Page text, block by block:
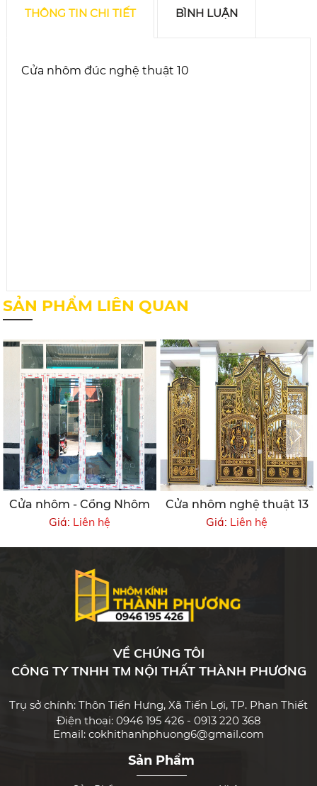
THÔNG TIN CHI TIẾT BÌNH LUẬN
Cửa nhôm đúc nghệ thuật 10
SẢN PHẨM LIÊN QUAN
Cửa nhôm - Cổng Nhôm
Giá: Liên hệ
Cửa nhôm nghệ thuật 13
Giá: Liên hệ
VỀ CHÚNG TÔI
CÔNG TY TNHH TM NỘI THẤT THÀNH PHƯƠNG
Trụ sở chính: Thôn Tiến Hưng, Xã Tiến Lợi, TP. Phan Thiết
Điện thoại: 0946 195 426 - 0913 220 368
Email: cokhithanhphuong6@gmail.com
Sản Phẩm